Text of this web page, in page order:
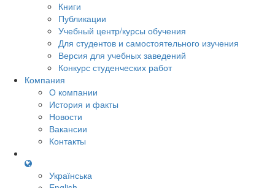
Книги
Публикации
Учебный центр/курсы обучения
Для студентов и самостоятельного изучения
Версия для учебных заведений
Конкурс студенческих работ
Компания
О компании
История и факты
Новости
Вакансии
Контакты
Українська